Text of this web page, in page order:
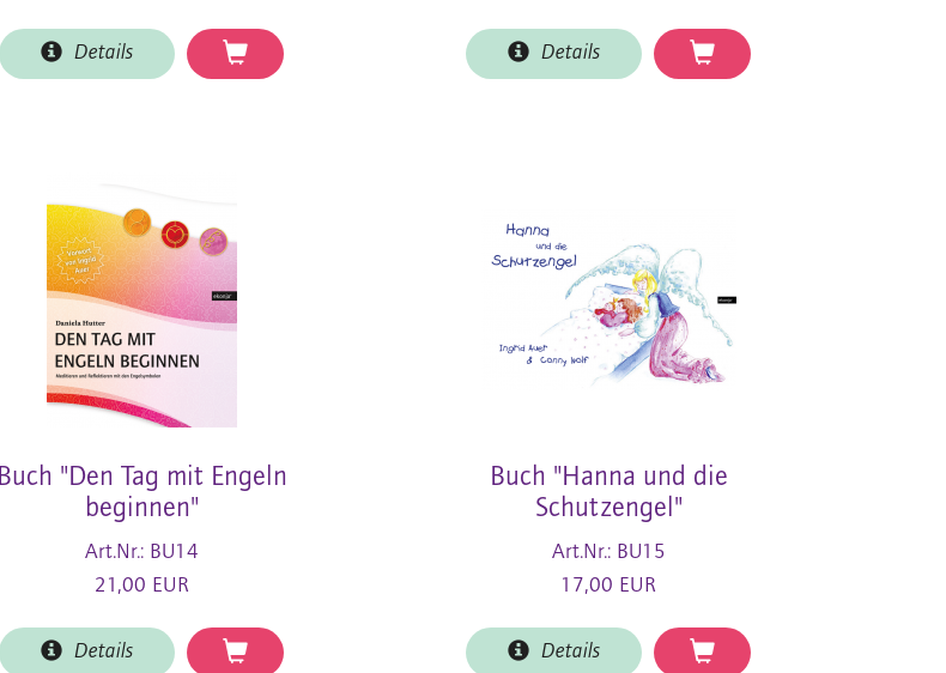
Details Details
Buch "Den Tag mit Engeln
beginnen"
Art.Nr.: BU14
21,00 EUR
Details
Buch "Hanna und die
Schutzengel"
Art.Nr.: BU15
17,00 EUR
Details